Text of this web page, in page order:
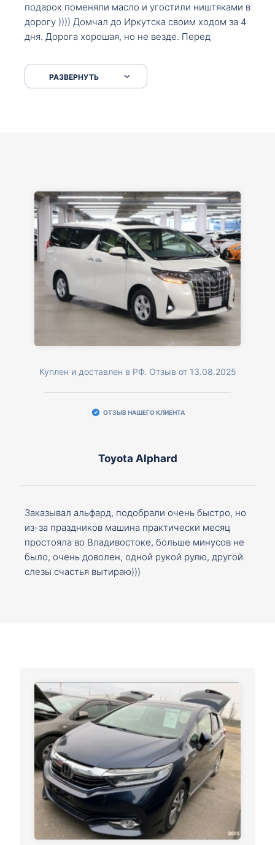
подарок поменяли масло и угостили ништяками в
дорогу )))) Домчал до Иркутска своим ходом за 4
дня. Дорога хорошая, но не везде. Перед
серпантинах по пути следования.
РАЗВЕРНУТЬ
Куплен и доставлен в РФ. Отзыв от 13.08.2025
ОТЗЫВ НАШЕГО КЛИЕНТА
Toyota Alphard
Заказывал альфард, подобрали очень быстро, но
из-за праздников машина практически месяц
простояла во Владивостоке, больше минусов не
было, очень доволен, одной рукой рулю, другой
слезы счастья вытираю)))